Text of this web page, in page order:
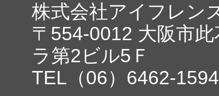
株式会社アイフレン
〒554-0012 大阪市
ラ第2ビル5Ｆ
TEL（06）6462-